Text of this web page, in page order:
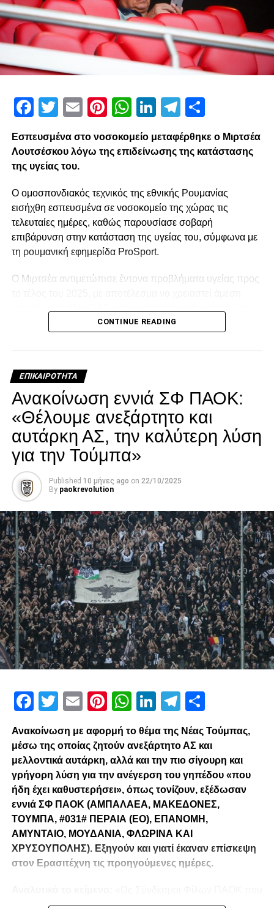
Facebook
Twitter
EmailPinterest
WhatsApp
LinkedInTelegram
Εσπευσμένα στο νοσοκομείο μεταφέρθηκε ο Μιρτσέα
Λουτσέσκου λόγω της επιδείνωσης της κατάστασης
της υγείας του.
Ο ομοσπονδιακός τεχνικός της εθνικής Ρουμανίας
εισήχθη εσπευσμένα σε νοσοκομείο της χώρας τις
τελευταίες ημέρες, καθώς παρουσίασε σοβαρή
επιβάρυνση στην κατάσταση της υγείας του, σύμφωνα με
τη ρουμανική εφημερίδα ProSport.
Ο Μιρτσέα αντιμετώπισε έντονα προβλήματα υγείας προς
κρυολόγημα, το οποίο επηρέασε αρνητικά την ήδη
αναγκαία να νοσηλευτεί. Οι πληροφορίες αναφέρουν ότι η
νοσηλείας του.
Facebook
Twitter
EmailPinterest
WhatsApp
LinkedIn
Telegram
CONTINUE READING
ΕΠΙΚΑΙΡΌΤΗΤΑ
Ανακοίνωση εννιά ΣΦ ΠΑΟΚ:
«Θέλουμε ανεξάρτητο και
αυτάρκη ΑΣ, την καλύτερη λύση
για την Τούμπα»
Published 10 μήνες ago on 22/10/2025
By paokrevolution
Facebook
Twitter
EmailPinterest
WhatsApp
LinkedIn
Telegram
Ανακοίνωση με αφορμή το θέμα της Νέας Τούμπας,
μέσω της οποίας ζητούν ανεξάρτητο ΑΣ και
μελλοντικά αυτάρκη, αλλά και την πιο σίγουρη και
γρήγορη λύση για την ανέγερση του γηπέδου «που
ήδη έχει καθυστερήσει», όπως τονίζουν, εξέδωσαν
εννιά ΣΦ ΠΑΟΚ (ΑΜΠΑΛΑΕΑ, ΜΑΚΕΔΟΝΕΣ,
ΤΟΥΜΠΑ, #031# ΠΕΡΑΙΑ (ΕΟ), ΕΠΑΝΟΜΗ,
ΑΜΥΝΤΑΙΟ, ΜΟΥΔΑΝΙΑ, ΦΛΩΡΙΝΑ ΚΑΙ
ΧΡΥΣΟΥΠΟΛΗΣ). Εξηγούν και γιατί έκαναν επίσκεψη
στον Ερασιτέχνη τις προηγούμενες ημέρες.
λειτουργούμε καθημερινά με γνώμωνα το καλό του